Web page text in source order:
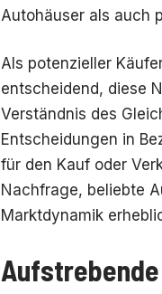
Autohäuser als auch
Als potenzieller
entscheidend, diese
Verständnis des
Entscheidungen in
für den Kauf oder
Nachfrage, beliebte
Marktdynamik